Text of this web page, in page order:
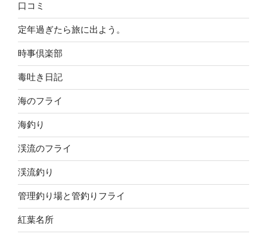
口コミ
定年過ぎたら旅に出よう。
時事倶楽部
毒吐き日記
海のフライ
海釣り
渓流のフライ
渓流釣り
管理釣り場と管釣りフライ
紅葉名所